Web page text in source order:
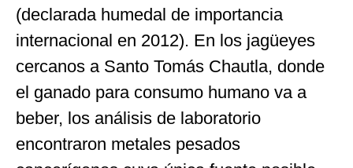
(declarada humedal de importancia
internacional en 2012). En los jagüeyes
cercanos a Santo Tomás Chautla, donde
el ganado para consumo humano va a
beber, los análisis de laboratorio
encontraron metales pesados